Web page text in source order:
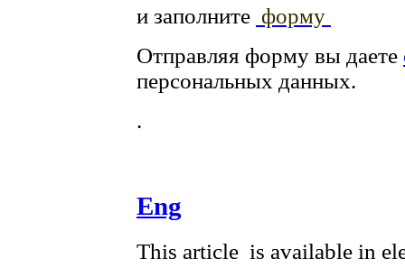
и заполните форму
Отправляя форму вы даете
персональных данных.
.
Eng
This article is available in